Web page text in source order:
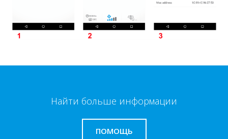
Найти больше информации
ПОМОЩЬ